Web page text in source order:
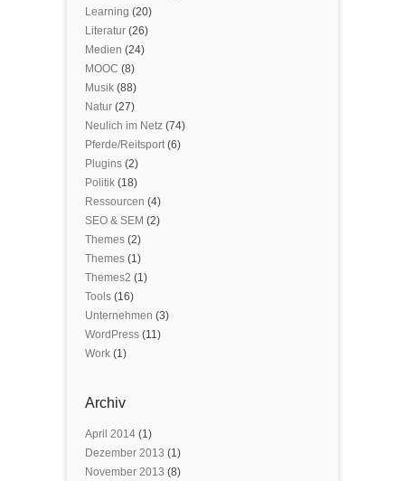
Learning (20)
Literatur (26)
Medien (24)
MOOC (8)
Musik (88)
Natur (27)
Neulich im Netz (74)
Pferde/Reitsport(6)
Plugins (2)
Politik (18)
Ressourcen (4)
SEO & SEM (2)
Themes (2)
Themes (1)
Themes2 (1)
Tools (16)
Unternehmen (3)
WordPress (11)
Work (1)
Archiv
April 2014 (1)
Dezember 2013 (1)
November 2013 (8)